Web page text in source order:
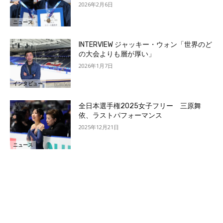
ニュース
2026年2月6日
インタビュー
INTERVIEW ジャッキー・ウォン「世界のど
の大会よりも層が厚い」
2026年1月7日
ニュース
全日本選手権2025女子フリー 三原舞
依、ラストパフォーマンス
2025年12月21日